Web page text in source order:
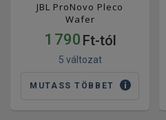
JBL ProNovo Pleco
Wafer
1 790 Ft-tól
5 változat
MUTASS TÖBBET